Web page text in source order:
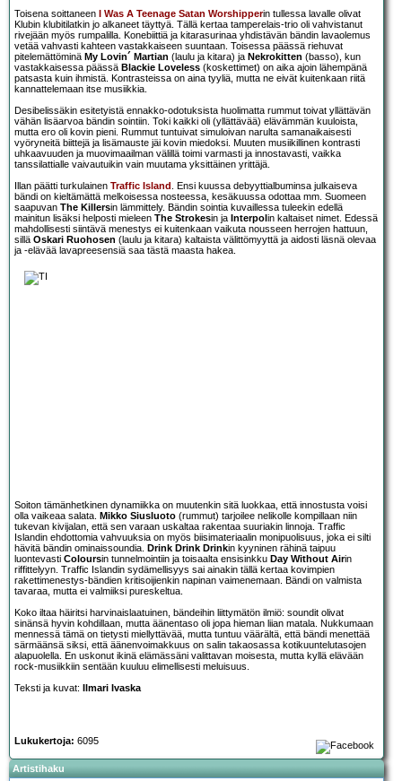
Toisena soittaneen I Was A Teenage Satan Worshipperin tullessa lavalle olivat
Klubin klubitilatkin jo alkaneet täyttyä. Tällä kertaa tamperelais-trio oli vahvistanut
rivejään myös rumpalilla. Konebiittiä ja kitarasurinaa yhdistävän bändin lavaolemus
vetää vahvasti kahteen vastakkaiseen suuntaan. Toisessa päässä riehuvat
pitelemättöminä My Lovin´ Martian (laulu ja kitara) ja Nekrokitten (basso), kun
vastakkaisessa päässä Blackie Loveless (koskettimet) on aika ajoin lähempänä
patsasta kuin ihmistä. Kontrasteissa on aina tyyliä, mutta ne eivät kuitenkaan riitä
kannattelemaan itse musiikkia.
Desibelissäkin esitetyistä ennakko-odotuksista huolimatta rummut toivat yllättävän
vähän lisäarvoa bändin sointiin. Toki kaikki oli (yllättävää) elävämmän kuuloista,
mutta ero oli kovin pieni. Rummut tuntuivat simuloivan narulta samanaikaisesti
vyöryneitä biittejä ja lisämauste jäi kovin miedoksi. Muuten musiikillinen kontrasti
uhkaavuuden ja muovimaailman välillä toimi varmasti ja innostavasti, vaikka
tanssilattialle vaivautuikin vain muutama yksittäinen yrittäjä.
Illan päätti turkulainen Traffic Island . Ensi kuussa debyyttialbuminsa julkaiseva
bändi on kieltämättä melkoisessa nosteessa, kesäkuussa odottaa mm. Suomeen
saapuvan The Killersin lämmittely. Bändin sointia kuvaillessa tuleekin edellä
mainitun lisäksi helposti mieleen The Strokesin ja Interpol in kaltaiset nimet. Edessä
mahdollisesti siintävä menestys ei kuitenkaan vaikuta nousseen herrojen hattuun,
sillä Oskari Ruohosen (laulu ja kitara) kaltaista välittömyyttä ja aidosti läsnä olevaa
ja -elävää lavapreesensiä saa tästä maasta hakea.
Soiton tämänhetkinen dynamiikka on muutenkin sitä luokkaa, että innostusta voisi
olla vaikeaa salata. Mikko Siusluoto (rummut) tarjoilee nelikolle kompillaan niin
tukevan kivijalan, että sen varaan uskaltaa rakentaa suuriakin linnoja. Traffic
Islandin ehdottomia vahvuuksia on myös biisimateriaalin monipuolisuus, joka ei silti
hävitä bändin ominaissoundia. Drink Drink Drinkin kyyninen rähinä taipuu
luontevasti Coloursin tunnelmointiin ja toisaalta ensisinkku Day Without Airin
riffittelyyn. Traffic Islandin sydämellisyys sai ainakin tällä kertaa kovimpien
rakettimenestys-bändien kritisoijienkin napinan vaimenemaan. Bändi on valmista
tavaraa, mutta ei valmiiksi pureskeltua.
Koko iltaa häiritsi harvinaislaatuinen, bändeihin liittymätön ilmiö: soundit olivat
sinänsä hyvin kohdillaan, mutta äänentaso oli jopa hieman liian matala. Nukkumaan
mennessä tämä on tietysti miellyttävää, mutta tuntuu väärältä, että bändi menettää
särmäänsä siksi, että äänenvoimakkuus on salin takaosassa kotikuuntelutasojen
alapuolella. En uskonut ikinä elämässäni valittavan moisesta, mutta kyllä elävään
rock-musiikkiin sentään kuuluu elimellisesti meluisuus.
Teksti ja kuvat:
Ilmari Ivaska
Lukukertoja: 6095
Artistihaku